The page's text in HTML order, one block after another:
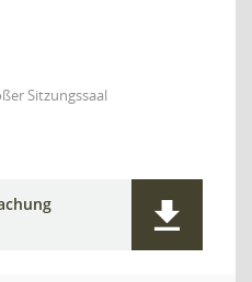
Sitzungssaal